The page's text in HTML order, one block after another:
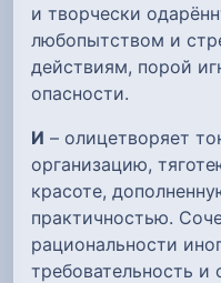
и творчески
любопытством и
действиям, порой
опасности.
И – олицетворяет
организацию,
красоте,
практичностью.
рациональности
требовательность и